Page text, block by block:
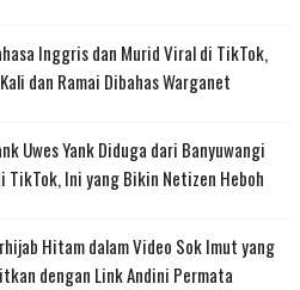
Inggris dan Murid Viral di TikTok,
dan Ramai Dibahas Warganet
Uwes Yank Diduga dari Banyuwangi
TikTok, Ini yang Bikin Netizen Heboh
Hitam dalam Video Sok Imut yang
dengan Link Andini Permata